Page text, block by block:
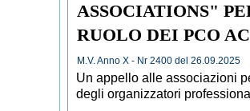
ASSOCIATIONS"
RUOLO DEI PCO
M.V. Anno X - Nr 2400 del 26.09.2025
Un appello alle associazioni
degli organizzatori